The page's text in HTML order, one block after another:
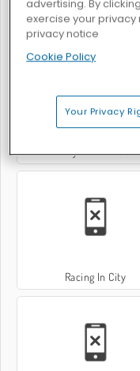
Geometry Vibes 3D
Crazy Traffic Racer
Racing In City
advertising. By
exercise your
privacy notice
Cookie Policy
Your Privacy